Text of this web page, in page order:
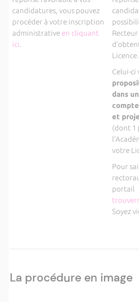
candidatures, vous pouvez
procéder à votre inscription
administrative en cliquant
ici.
Recteur
Licence.
Celui-ci
dans
et
(dont 1
votre
Pour
portail
Soyez
La procédure en image